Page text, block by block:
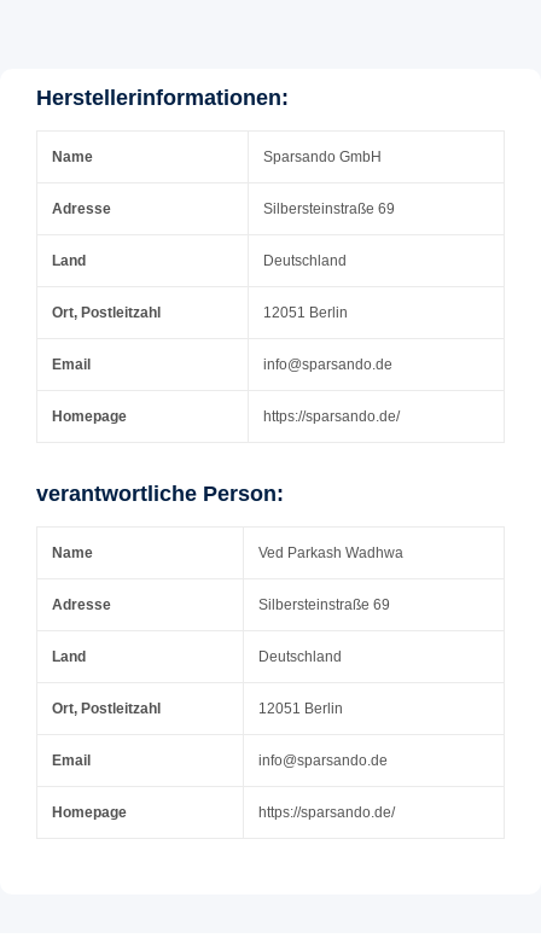
Herstellerinformationen:
Name Sparsando GmbH
Adresse Silbersteinstraße 69
Land Deutschland
Ort, Postleitzahl 12051 Berlin
Email info@sparsando.de
Homepage https://sparsando.de/
verantwortliche Person:
Name Ved Parkash Wadhwa
Adresse Silbersteinstraße 69
Land Deutschland
Ort, Postleitzahl 12051 Berlin
Email info@sparsando.de
Homepage https://sparsando.de/